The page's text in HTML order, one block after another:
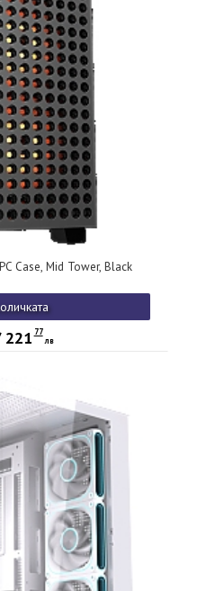
Case, Mid Tower, Black
221 77
лв